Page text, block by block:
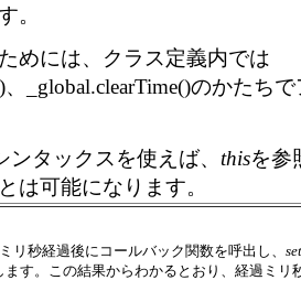
。
めには、クラス定義内では
、_global.clearTime()のかたち
タックスを使えば、 thisを参
は可能になります。
リ秒経過後にコールバック関数を呼出し、
す。この結果からわかるとおり、経過ミリ